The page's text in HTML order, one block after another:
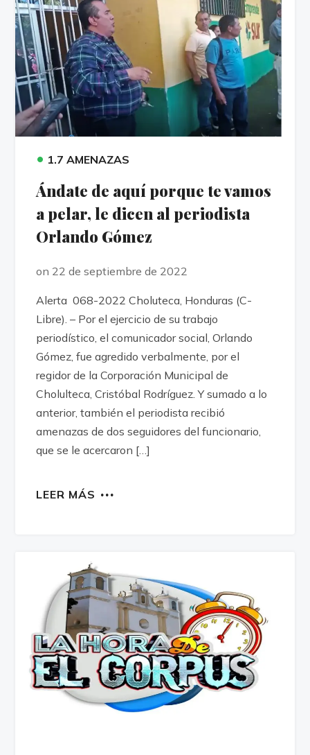
• 1.7 AMENAZAS
Ándate de aquí porque te vamos
a pelar, le dicen al periodista
Orlando Gómez
on 22 de septiembre de 2022
Alerta 068-2022 Choluteca, Honduras (C-
Libre). – Por el ejercicio de su trabajo
periodístico, el comunicador social, Orlando
Gómez, fue agredido verbalmente, por el
regidor de la Corporación Municipal de
Cholulteca, Cristóbal Rodríguez. Y sumado a lo
anterior, también el periodista recibió
amenazas de dos seguidores del funcionario,
que se le acercaron […]
LEER MÁS